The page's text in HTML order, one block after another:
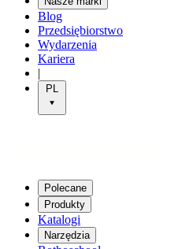
Blog
Przedsiębiorstwo
Wydarzenia
Kariera
|
PL
Polecane
Produkty
Katalogi
Narzędzia